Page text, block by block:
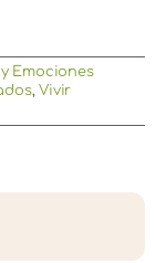
Emociones
,Vivir